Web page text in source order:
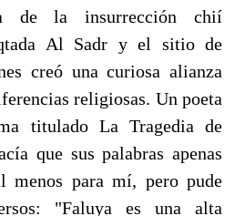
de la insurrección chií
Al Sadr y el sitio de
creó una curiosa alianza
religiosas. Un poeta
titulado La Tragedia de
que sus palabras apenas
menos para mí, pero pude
"Faluya es una alta